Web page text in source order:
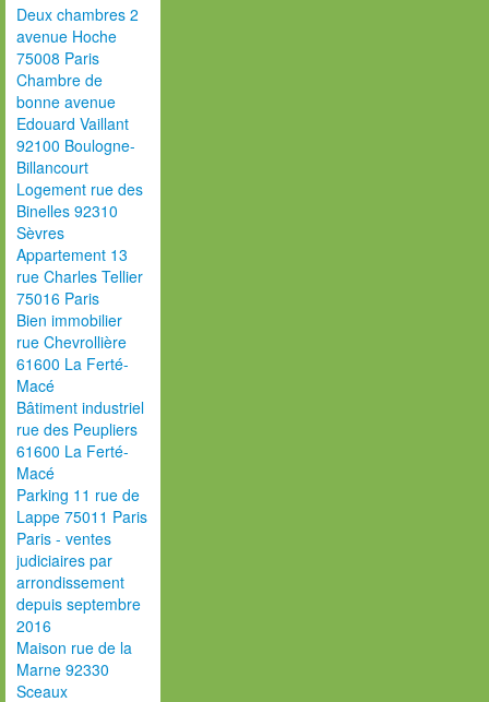
Deux chambres 2
avenue Hoche
75008 Paris
Chambre de
bonne avenue
Edouard Vaillant
92100 Boulogne-
Billancourt
Logement rue des
Binelles 92310
Sèvres
Appartement 13
rue Charles Tellier
75016 Paris
Bien immobilier
rue Chevrollière
61600 La Ferté-
Macé
Bâtiment industriel
rue des Peupliers
61600 La Ferté-
Macé
Parking 11 rue de
Lappe 75011 Paris
Paris - ventes
judiciaires par
arrondissement
depuis septembre
2016
Maison rue de la
Marne 92330
Sceaux